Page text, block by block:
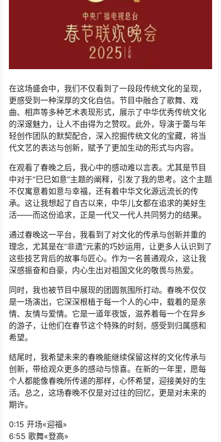
在这场盛会中，我们不仅看到了一段段传统文化的呈现，
更感受到一种深厚的文化自信。节目中融合了歌舞、戏
曲、相声等多种艺术表现形式，展示了中华优秀传统文化
的深邃魅力，让人不由得为之赞叹。此外，导演于蕾与年
轻创作团队的默契配合，深入挖掘传统文化的宝藏，将当
代文艺的表达与创新，赋予了更加生动的形式与内容。
在观看了春晚之后，我心中的感动难以言表。尤其是节目
中对于“巳巳如意”主题的阐释，引发了我的思考。这个主题
不仅寓意着如意与幸福，还有着中华文化源远流长的传
承。这让我想起了自古以来，中华儿女都在追求的美好生
活——而这份追求，正是一代又一代人共同努力的结果。
通过春晚这一平台，我看到了对文化的传承与创新并重的
理念，尤其是在“非遗”元素的巧妙运用，让更多人认识到了
这些技艺背后的故事与匠心。作为一名普通观众，这让我
深感振奋和自豪，内心生出对祖国文化的敬畏与热爱。
同时，我也被节目中展现的团圆氛围所打动。春晚不仅仅
是一场演出，它深深根植于每一个人的心中，载着的是亲
情、友情与爱情。它是一道年夜饭，滋养着每一个在异乡
的游子，让他们在春节这个特殊的时刻，感受到归属感和
希望。
结尾时，我希望未来的春晚能继续保留这样的文化传承与
创新，带给观众更多的感动与惊喜。在新的一年里，愿每
个人都能像春晚所传递的那样，心怀希望，迎接美好的生
活。总之，这场春晚不仅是对过往的回忆，更是对未来的
期许。
0:15 开场«迎福»
6:55 歌舞«登高»